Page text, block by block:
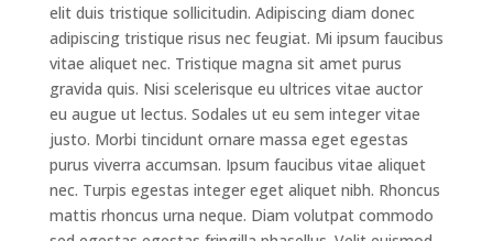
elit duis tristique sollicitudin. Adipiscing diam donec
adipiscing tristique risus nec feugiat. Mi ipsum faucibus
vitae aliquet nec. Tristique magna sit amet purus
gravida quis. Nisi scelerisque eu ultrices vitae auctor
eu augue ut lectus. Sodales ut eu sem integer vitae
justo. Morbi tincidunt ornare massa eget egestas
purus viverra accumsan. Ipsum faucibus vitae aliquet
nec. Turpis egestas integer eget aliquet nibh. Rhoncus
mattis rhoncus urna neque. Diam volutpat commodo